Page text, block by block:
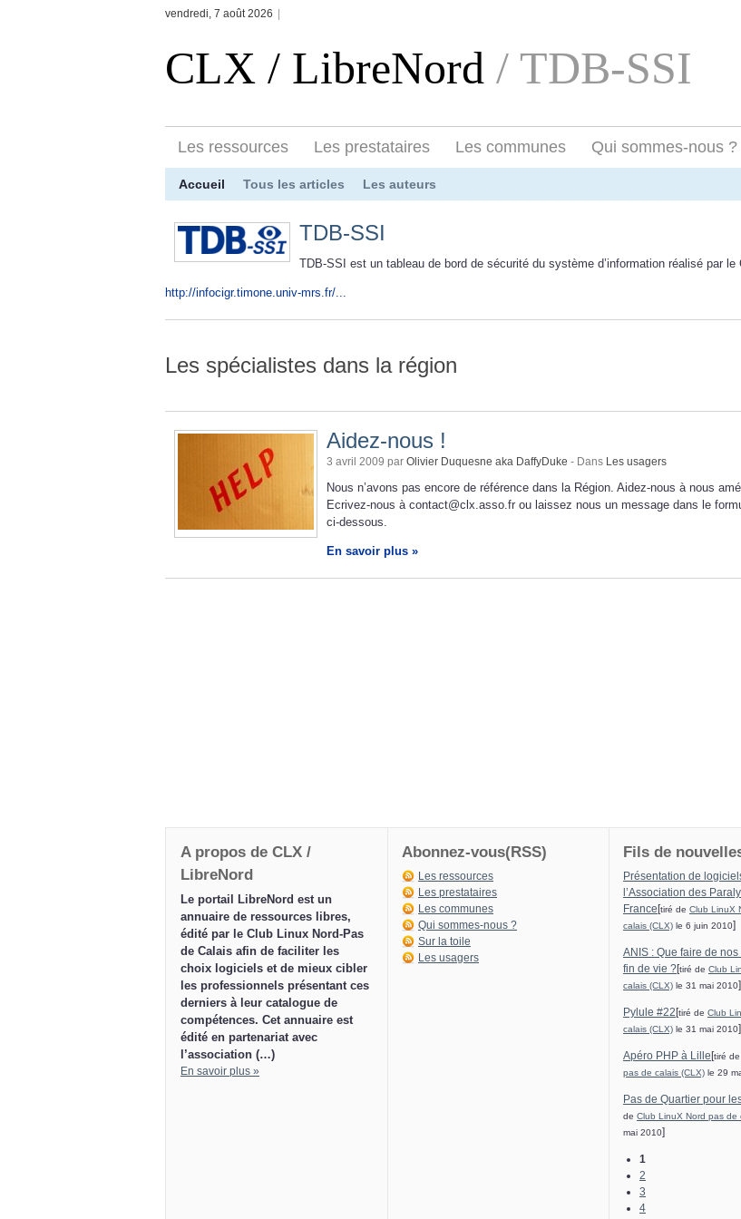
vendredi, 7 août 2026
CLX / LibreNord / TDB-SSI
Les ressources Les prestataires Les communes Qui sommes-nous ?
Accueil Tous les articles Les auteurs
TDB-SSI
TDB-SSI est un tableau de bord de sécurité du système d’information réalisé par le
http://infocigr.timone.univ-mrs.fr/...
Les spécialistes dans la région
Aidez-nous !
3 avril 2009 par Olivier Duquesne aka DaffyDuke - Dans Les usagers
Nous n’avons pas encore de référence dans la Région. Aidez-nous à nous
Ecrivez-nous à contact@clx.asso.fr ou laissez nous un message dans le
ci-dessous.
En savoir plus »
A propos de CLX /
LibreNord
Le portail LibreNord est un
annuaire de ressources libres,
édité par le Club Linux Nord-Pas
de Calais afin de faciliter les
choix logiciels et de mieux cibler
les professionnels présentant ces
derniers à leur catalogue de
compétences. Cet annuaire est
édité en partenariat avec
l’association (…)
En savoir plus »
Abonnez-vous(RSS)
Les ressources
Les prestataires
Les communes
Qui sommes-nous ?
Sur la toile
Les usagers
Fils de
Présentation de
l’Association des
France [tiré de Club LinuX
calais (CLX) le 6 juin 2010]
ANIS : Que faire de
fin de vie ?[tiré de Club
calais (CLX) le 31 mai 2010]
Pylule #22 [tiré de Club
calais (CLX) le 31 mai 2010]
Apéro PHP à Lille [tiré de
pas de calais (CLX) le 29
Pas de Quartier pour
de Club LinuX Nord pas de
mai 2010]
1
2
3
4